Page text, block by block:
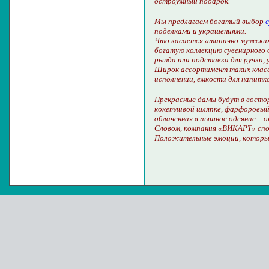
Мы предлагаем богатый выбор
поделками и украшениями.
Что касается «типично
богатую коллекцию
рында или подставка для ручки,
Широк ассортимент таких
исполнении, емкости для
Прекрасные дамы будут в
кокетливой шляпке, фарфоровый
облаченная в пышное одеяние –
Словом, компания «ВИКАРТ»
Положительные эмоции,